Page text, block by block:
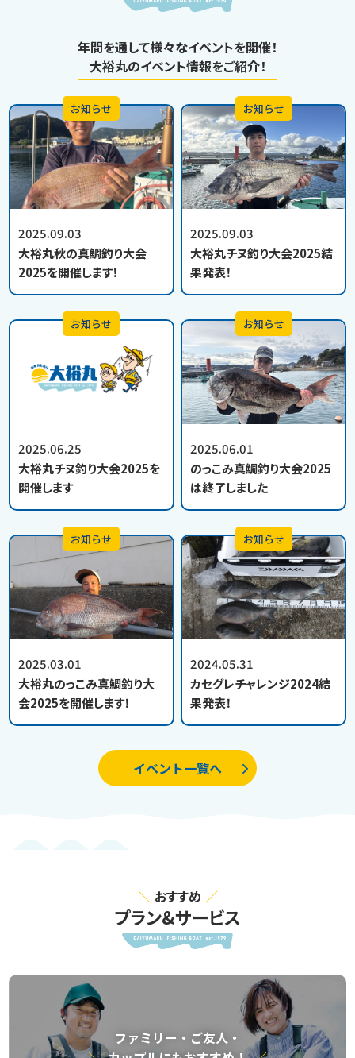
年間を通して様々なイベントを開催！
大裕丸のイベント情報をご紹介！
2025.09.03
大裕丸秋の真鯛釣り大会
2025を開催します！
お知らせ
2025.09.03
大裕丸チヌ釣り大会2025結
果発表！
お知らせ
2025.06.25
大裕丸チヌ釣り大会2025を
開催します
お知らせ
2025.06.01
のっこみ真鯛釣り大会2025
は終了しました
お知らせ
2025.03.01
大裕丸のっこみ真鯛釣り大
会2025を開催します！
お知らせ
2024.05.31
カセグレチャレンジ2024結
果発表！
お知らせ
イベント一覧へ
おすすめ
プラン&サービス
ファミリー・ご友⼈・